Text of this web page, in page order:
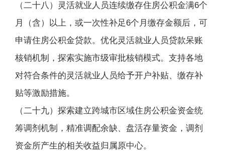
（二十八）灵活就业人员连续缴存住房公积金满6个
月（含）以上，或一次性补足6个月缴存金额后，可
申请住房公积金贷款。优化灵活就业人员贷款呆账
核销机制，探索实施市级审批核销模式。支持各地
对符合条件的灵活就业人员给予开户补贴、缴存补
贴等激励措施。
（二十九）探索建立跨城市区域住房公积金资金统
筹调剂机制，精准调配余缺、盘活存量资金，调剂
资金所产生的相关收益归属原中心。